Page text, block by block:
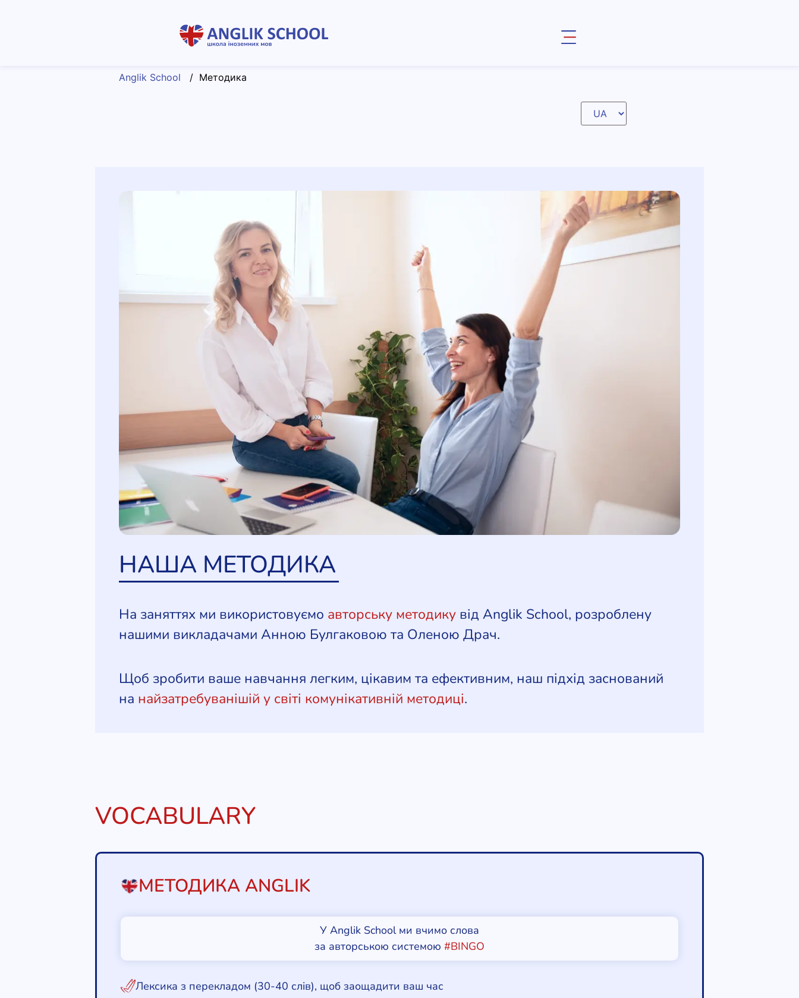
Anglik School / Методика
НАША МЕТОДИКА
На заняттях ми використовуємо авторську методику від Anglik School, розроблену
нашими викладачами Анною Булгаковою та Оленою Драч.
Щоб зробити ваше навчання легким, цікавим та ефективним, наш підхід заснований
на найзатребуванішій у світі комунікативній методиці.
VOCABULARY
МЕТОДИКА ANGLIK
У Anglik School ми вчимо слова
за авторською системою #BINGO
Лексика з перекладом (30-40 слів), щоб заощадити ваш час